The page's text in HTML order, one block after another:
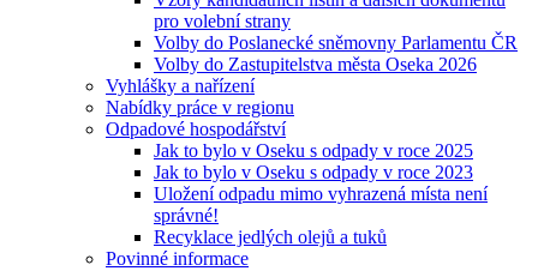
pro volební strany
Volby do Poslanecké sněmovny Parlamentu ČR
Volby do Zastupitelstva města Oseka 2026
Vyhlášky a nařízení
Nabídky práce v regionu
Odpadové hospodářství
Jak to bylo v Oseku s odpady v roce 2025
Jak to bylo v Oseku s odpady v roce 2023
Uložení odpadu mimo vyhrazená místa není
správné!
Recyklace jedlých olejů a tuků
Povinné informace